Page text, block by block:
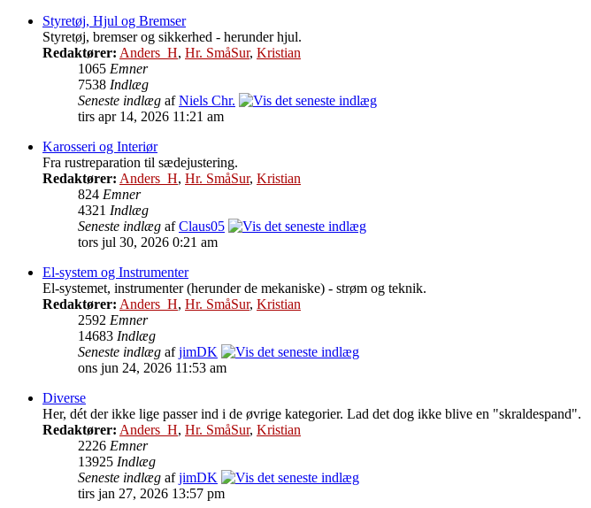
Styretøj, Hjul og Bremser
Styretøj, bremser og sikkerhed - herunder hjul.
Redaktører: Anders_H, Hr. SmåSur, Kristian
1065 Emner
7538 Indlæg
Seneste indlæg afNiels Chr.
tirs apr 14, 2026 11:21 am
Karosseri og Interiør
Fra rustreparation til sædejustering.
Redaktører: Anders_H, Hr. SmåSur, Kristian
824 Emner
4321 Indlæg
Seneste indlæg afClaus05
tors jul 30, 2026 0:21 am
El-system og Instrumenter
El-systemet, instrumenter (herunder de mekaniske) - strøm og teknik.
Redaktører: Anders_H, Hr. SmåSur, Kristian
2592 Emner
14683 Indlæg
Seneste indlæg afjimDK
ons jun 24, 2026 11:53 am
Diverse
Her, dét der ikke lige passer ind i de øvrige kategorier. Lad det dog ikke blive en "skraldespand".
Redaktører: Anders_H, Hr. SmåSur, Kristian
2226 Emner
13925 Indlæg
Seneste indlæg afjimDK
tirs jan 27, 2026 13:57 pm